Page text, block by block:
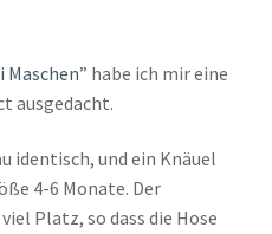
Maschen” habe ich mir eine
ausgedacht.
identisch, und ein Knäuel
4-6 Monate. Der
Platz, so dass die Hose